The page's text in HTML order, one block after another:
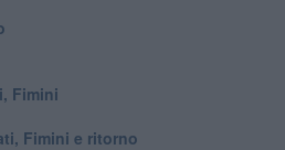
Fimini
Fimini e ritorno